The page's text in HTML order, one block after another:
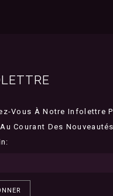
Vous À Notre Infolettre
Courant Des